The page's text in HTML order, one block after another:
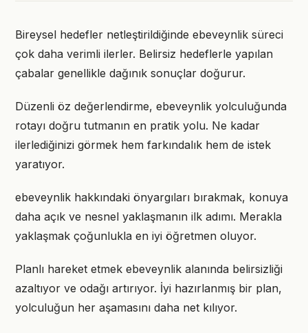
Bireysel hedefler netleştirildiğinde ebeveynlik süreci
çok daha verimli ilerler. Belirsiz hedeflerle yapılan
çabalar genellikle dağınık sonuçlar doğurur.
Düzenli öz değerlendirme, ebeveynlik yolculuğunda
rotayı doğru tutmanın en pratik yolu. Ne kadar
ilerlediğinizi görmek hem farkındalık hem de istek
yaratıyor.
ebeveynlik hakkındaki önyargıları bırakmak, konuya
daha açık ve nesnel yaklaşmanın ilk adımı. Merakla
yaklaşmak çoğunlukla en iyi öğretmen oluyor.
Planlı hareket etmek ebeveynlik alanında belirsizliği
azaltıyor ve odağı artırıyor. İyi hazırlanmış bir plan,
yolculuğun her aşamasını daha net kılıyor.